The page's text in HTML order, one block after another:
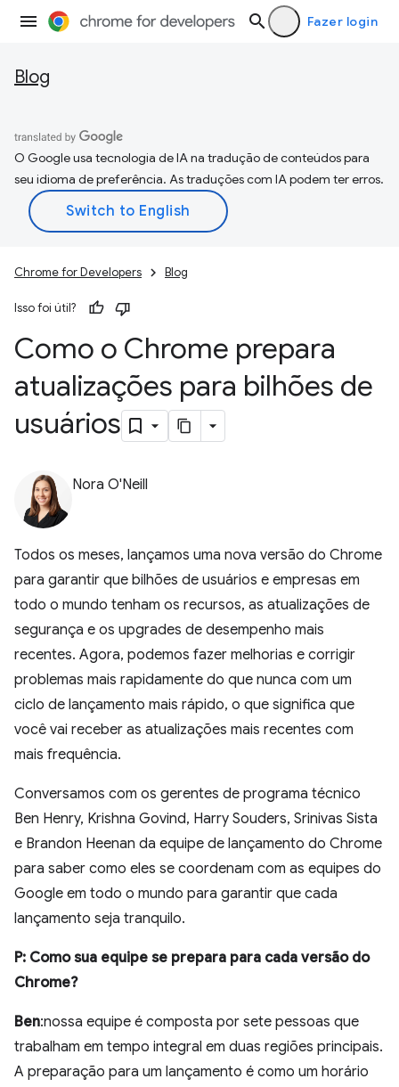
Fazer login
Blog
O Google usa tecnologia de IA na tradução de conteúdos para
seu idioma de preferência. As traduções com IA podem ter erros.
Chrome for Developers Blog
Isso foi útil?
Como o Chrome prepara
atualizações para bilhões de
usuários
Nora O'Neill
Todos os meses, lançamos uma nova versão do Chrome
para garantir que bilhões de usuários e empresas em
todo o mundo tenham os recursos, as atualizações de
segurança e os upgrades de desempenho mais
recentes. Agora, podemos fazer melhorias e corrigir
problemas mais rapidamente do que nunca com um
ciclo de lançamento mais rápido, o que significa que
você vai receber as atualizações mais recentes com
mais frequência.
Conversamos com os gerentes de programa técnico
Ben Henry, Krishna Govind, Harry Souders, Srinivas Sista
e Brandon Heenan da equipe de lançamento do Chrome
para saber como eles se coordenam com as equipes do
Google em todo o mundo para garantir que cada
lançamento seja tranquilo.
P: Como sua equipe se prepara para cada versão do
Chrome?
Ben:nossa equipe é composta por sete pessoas que
trabalham em tempo integral em duas regiões principais.
A preparação para um lançamento é como um horário